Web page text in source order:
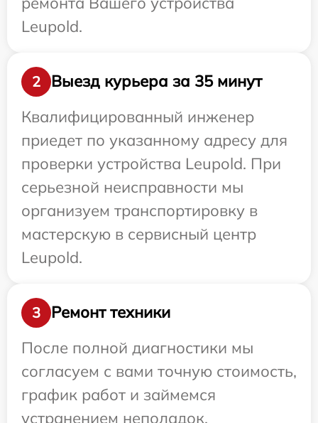
Leupold.
2
Выезд курьера за 35 минут
Квалифицированный инженер
приедет по указанному адресу для
проверки устройства Leupold. При
серьезной неисправности мы
организуем транспортировку в
мастерскую в сервисный центр
Leupold.
3
Ремонт техники
После полной диагностики мы
согласуем с вами точную стоимость,
график работ и займемся
устранением неполадок.